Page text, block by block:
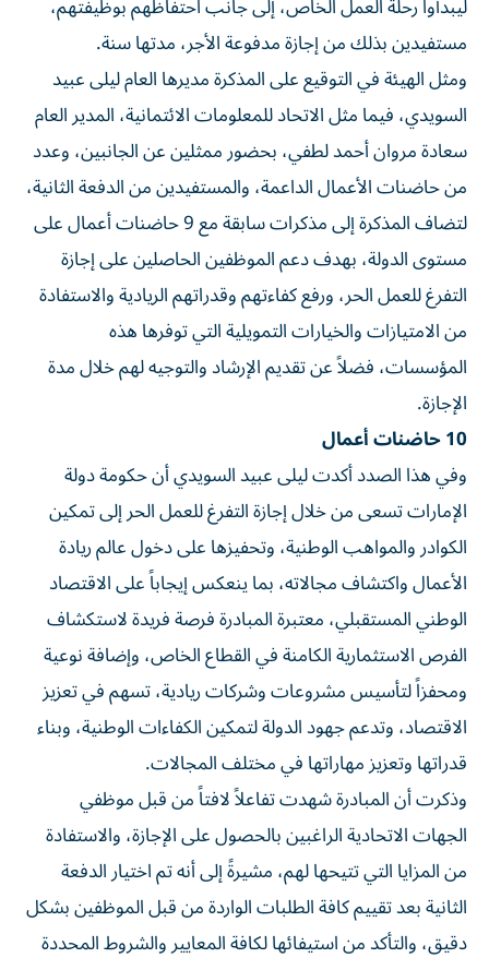
مستفيدين بذلك من إجازة مدفوعة الأجر، مدتها سنة.
ومثل الهيئة في التوقيع على المذكرة مديرها العام ليلى عبيد
السويدي، فيما مثل الاتحاد للمعلومات الائتمانية، المدير العام
سعادة مروان أحمد لطفي، بحضور ممثلين عن الجانبين، وعدد
من حاضنات الأعمال الداعمة، والمستفيدين من الدفعة الثانية،
لتضاف المذكرة إلى مذكرات سابقة مع 9 حاضنات أعمال على
مستوى الدولة، بهدف دعم الموظفين الحاصلين على إجازة
التفرغ للعمل الحر، ورفع كفاءتهم وقدراتهم الريادية والاستفادة
من الامتيازات والخيارات التمويلية التي توفرها هذه
المؤسسات، فضلاً عن تقديم الإرشاد والتوجيه لهم خلال مدة
الإجازة.
10 حاضنات أعمال
وفي هذا الصدد أكدت ليلى عبيد السويدي أن حكومة دولة
الإمارات تسعى من خلال إجازة التفرغ للعمل الحر إلى تمكين
الكوادر والمواهب الوطنية، وتحفيزها على دخول عالم ريادة
الأعمال واكتشاف مجالاته، بما ينعكس إيجاباً على الاقتصاد
الوطني المستقبلي، معتبرة المبادرة فرصة فريدة لاستكشاف
الفرص الاستثمارية الكامنة في القطاع الخاص، وإضافة نوعية
ومحفزاً لتأسيس مشروعات وشركات ريادية، تسهم في تعزيز
الاقتصاد، وتدعم جهود الدولة لتمكين الكفاءات الوطنية، وبناء
قدراتها وتعزيز مهاراتها في مختلف المجالات.
وذكرت أن المبادرة شهدت تفاعلاً لافتاً من قبل موظفي
الجهات الاتحادية الراغبين بالحصول على الإجازة، والاستفادة
من المزايا التي تتيحها لهم، مشيرةً إلى أنه تم اختيار الدفعة
الثانية بعد تقييم كافة الطلبات الواردة من قبل الموظفين بشكل
دقيق، والتأكد من استيفائها لكافة المعايير والشروط المحددة